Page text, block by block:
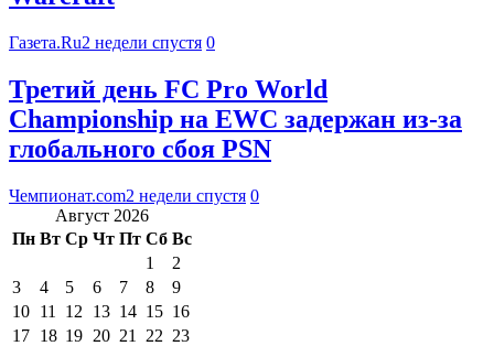
Газета.Ru2 недели спустя 0
Третий день FC Pro World
Championship на EWC задержан из-за
глобального сбоя PSN
Чемпионат.com2 недели спустя 0
Август 2026
Пн Вт Ср Чт Пт Сб Вс
1
2
3
4 5 6 7 8
9
10 11 12 13 14 15 16
17 18 19 20 21 22 23